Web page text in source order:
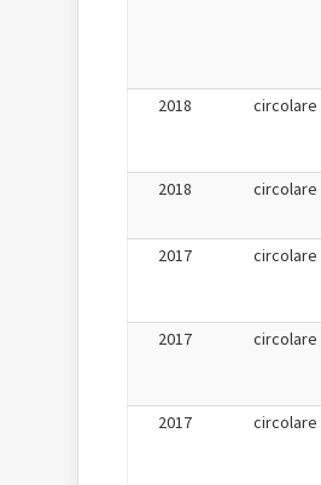
2018
circolare
2018
circolare
2017
circolare
2017
circolare
2017
circolare